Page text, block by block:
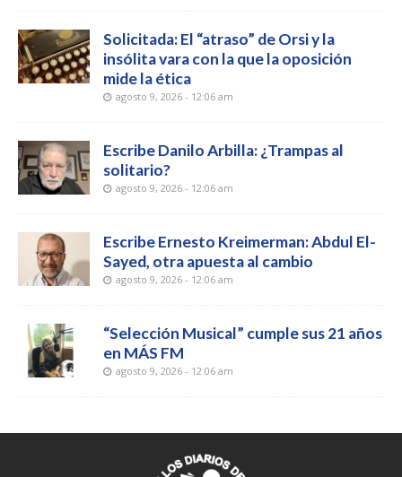
Solicitada: El “atraso” de Orsi y la
insólita vara con la que la oposición
mide la ética
agosto 9, 2026 - 12:06 am
Escribe Danilo Arbilla: ¿Trampas al
solitario?
agosto 9, 2026 - 12:06 am
Escribe Ernesto Kreimerman: Abdul El-
Sayed, otra apuesta al cambio
agosto 9, 2026 - 12:06 am
“Selección Musical” cumple sus 21 años
en MÁS FM
agosto 9, 2026 - 12:06 am